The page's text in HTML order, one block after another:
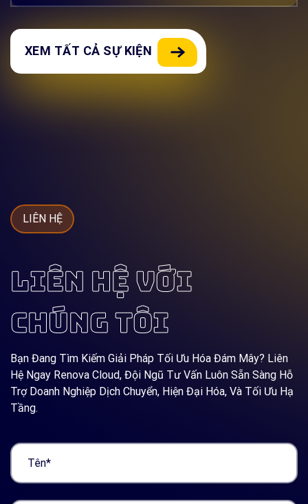
XEM TẤT CẢ SỰ KIỆN
LIÊN HỆ
LIÊN HỆ VỚI
CHÚNG TÔI
Bạn Đang Tìm Kiếm Giải Pháp Tối Ưu Hóa Đám Mây? Liên
Hệ Ngay Renova Cloud, Đội Ngũ Tư Vấn Luôn Sẵn Sàng Hỗ
Trợ Doanh Nghiệp Dịch Chuyển, Hiện Đại Hóa, Và Tối Ưu Hạ
Tầng.